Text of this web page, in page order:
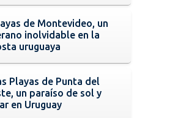
de Montevideo, un
inolvidable en la
uruguaya
Playas de Punta del
un paraíso de sol y
en Uruguay